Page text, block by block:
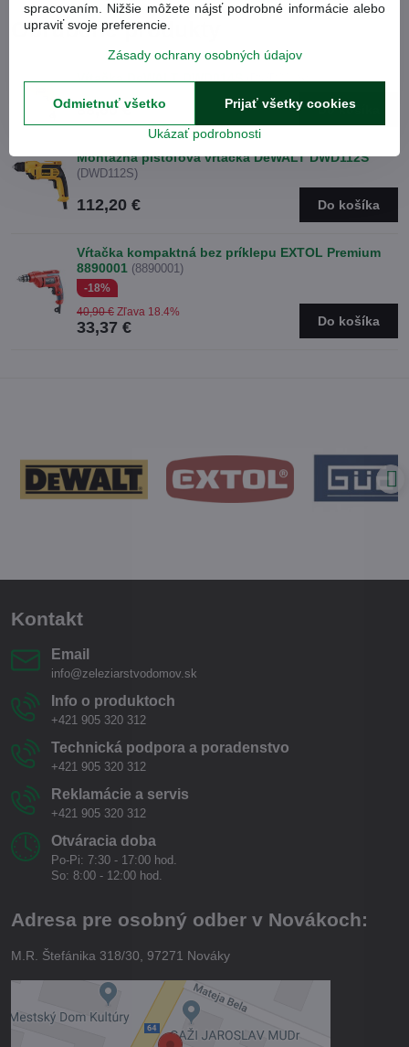
Obľúbené produkty
88,60 € Do košíka
Montážna pištoľová vŕtačka DeWALT DWD112S
(DWD112S)
112,20 € Do košíka
Vŕtačka kompaktná bez príklepu EXTOL Premium
8890001 (8890001)
-18%
33,37 €
40,90 € Zľava 18.4%
Do košíka
Kontakt
Email
info@zeleziarstvodomov.sk
Info o produktoch
+421 905 320 312
Technická podpora a poradenstvo
+421 905 320 312
Reklamácie a servis
+421 905 320 312
Otváracia doba
Po-Pi: 7:30 - 17:00 hod.
So: 8:00 - 12:00 hod.
Adresa pre osobný odber v Novákoch:
M.R. Štefánika 318/30, 97271 Nováky
spracovaním. Nižšie môžete nájsť podrobné informácie alebo
upraviť svoje preferencie.
Zásady ochrany osobných údajov
Ukázať podrobnosti
Prijať všetky cookies
Odmietnuť všetko